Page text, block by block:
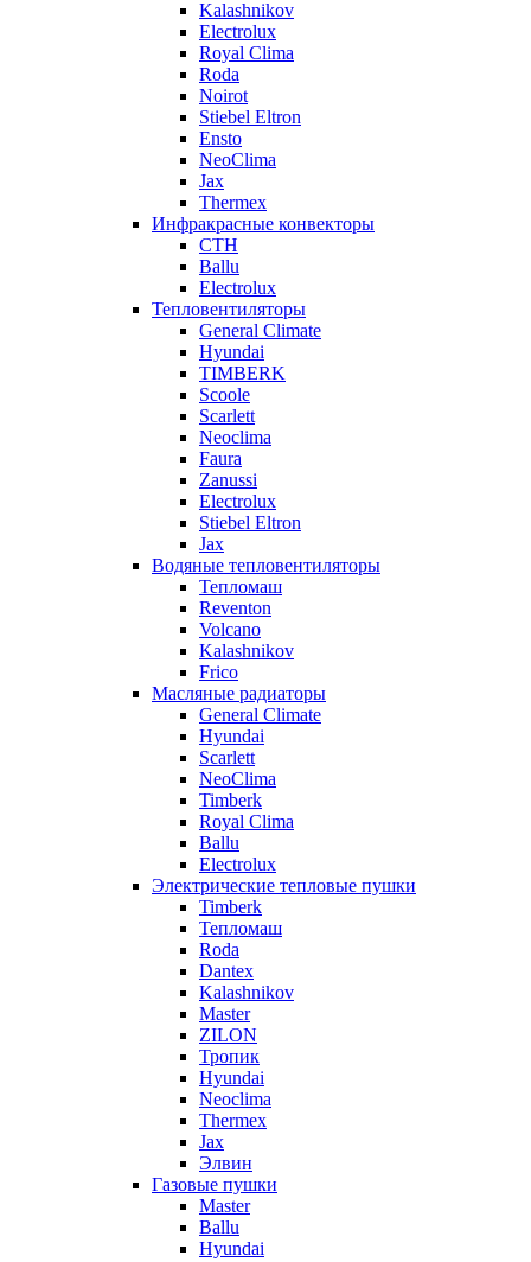
Kalashnikov
Electrolux
Royal Clima
Roda
Noirot
Stiebel Eltron
Ensto
NeoClima
Jax
Thermex
Инфракрасные конвекторы
CTH
Ballu
Electrolux
Тепловентиляторы
General Climate
Hyundai
TIMBERK
Scoole
Scarlett
Neoclima
Faura
Zanussi
Electrolux
Stiebel Eltron
Jax
Водяные тепловентиляторы
Тепломаш
Reventon
Volcano
Kalashnikov
Frico
Масляные радиаторы
General Climate
Hyundai
Scarlett
NeoClima
Timberk
Royal Clima
Ballu
Electrolux
Электрические тепловые пушки
Timberk
Тепломаш
Roda
Dantex
Kalashnikov
Master
ZILON
Тропик
Hyundai
Neoclima
Thermex
Jax
Элвин
Газовые пушки
Master
Ballu
Hyundai